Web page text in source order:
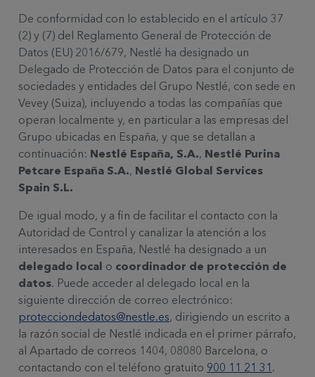
De conformidad con lo establecido en el artículo 37
(2) y (7) del Reglamento General de Protección de
Datos (EU) 2016/679, Nestlé ha designado un
Delegado de Protección de Datos para el conjunto de
sociedades y entidades del Grupo Nestlé, con sede en
Vevey (Suiza), incluyendo a todas las compañías que
operan localmente y, en particular a las empresas del
Grupo ubicadas en España, y que se detallan a
continuación: Nestlé España, S.A., Nestlé Purina
Petcare España S.A., Nestlé Global Services
Spain S.L.
De igual modo, y a fin de facilitar el contacto con la
Autoridad de Control y canalizar la atención a los
interesados en España, Nestlé ha designado a un
delegado local o coordinador de protección de
datos. Puede acceder al delegado local en la
siguiente dirección de correo electrónico:
protecciondedatos@nestle.es, dirigiendo un escrito a
la razón social de Nestlé indicada en el primer párrafo,
al Apartado de correos 1404, 08080 Barcelona, o
contactando con el teléfono gratuito 900 11 21 31.